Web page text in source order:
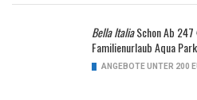
Bella ItaliaSchon Ab 247
Familienurlaub Aqua Park
ANGEBOTE UNTER 200